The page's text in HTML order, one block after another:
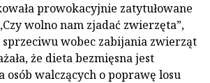
prowokacyjnie zatytułowane
wolno nam zjadać zwierzęta”,
wobec zabijania zwierząt
że dieta bezmięsna jest
osób walczących o poprawę losu